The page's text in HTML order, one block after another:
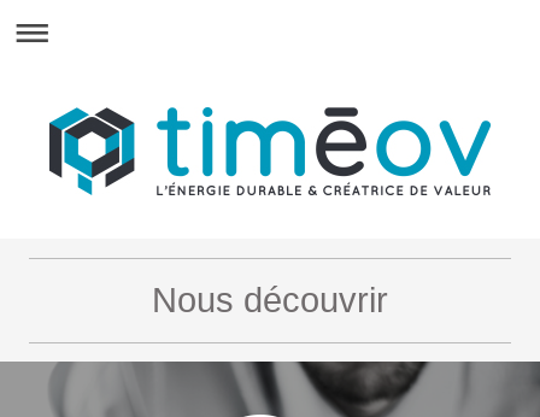
Nous découvrir